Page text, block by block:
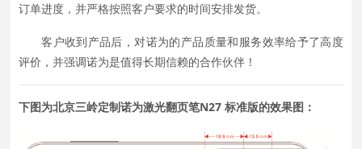
订单进度，并严格按照客户要求的时间安排发货。
客户收到产品后，对诺为的产品质量和服务效率给予了高度
评价，并强调诺为是值得长期信赖的合作伙伴！
下图为北京三岭定制诺为激光翻页笔N27 标准版的效果图：